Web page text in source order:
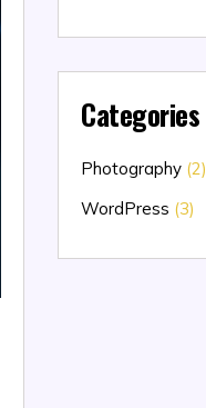
Categories
Photography (2)
WordPress (3)